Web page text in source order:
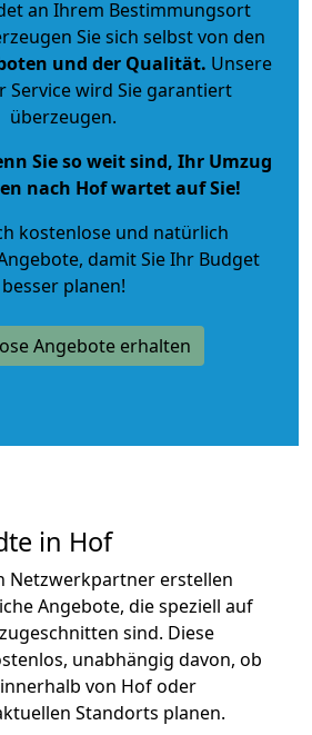
an Ihrem Bestimmungsort
Sie sich selbst von den
und der Qualität. Unsere
Service wird Sie garantiert
überzeugen.
Sie so weit sind, Ihr Umzug
nach Hof wartet auf Sie!
kostenlose und natürlich
, damit Sie Ihr Budget
besser planen!
Angebote erhalten
in Hof
Netzwerkpartner erstellen
Angebote, die speziell auf
sind. Diese
unabhängig davon, ob
von Hof oder
Standorts planen.